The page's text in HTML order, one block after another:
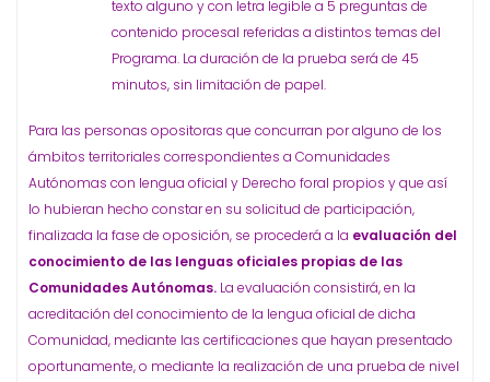
texto alguno y con letra legible a 5 preguntas de
contenido procesal referidas a distintos temas del
Programa. La duración de la prueba será de 45
minutos, sin limitación de papel.
Para las personas opositoras que concurran por alguno de los
ámbitos territoriales correspondientes a Comunidades
Autónomas con lengua oficial y Derecho foral propios y que así
lo hubieran hecho constar en su solicitud de participación,
finalizada la fase de oposición, se procederá a la evaluación del
conocimiento de las lenguas oficiales propias de las
Comunidades Autónomas. La evaluación consistirá, en la
acreditación del conocimiento de la lengua oficial de dicha
Comunidad, mediante las certificaciones que hayan presentado
oportunamente, o mediante la realización de una prueba de nivel